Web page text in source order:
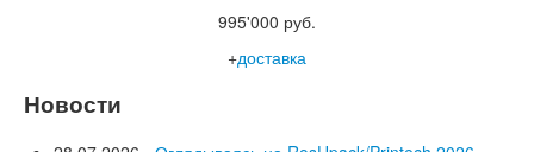
995'000 руб.
+доставка
Новости